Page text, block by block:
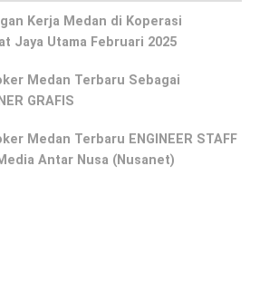
Kerja Medan di Koperasi
Jaya Utama Februari 2025
Medan Terbaru Sebagai
GRAFIS
Medan Terbaru ENGINEER STAFF
Antar Nusa (Nusanet)